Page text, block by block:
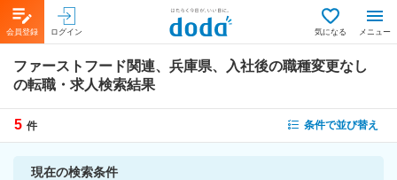
会員登録 ログイン 気になる メニュー
ファーストフード関連、兵庫県、入社後の職種変更なし
の転職・求人検索結果
5 件 条件で並び替え
現在の検索条件